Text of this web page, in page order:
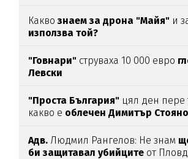
Каквознаем за дрона "Майя" и
използва той?
"Говнари" струваха 10 000 евро
Левски
"Проста България" цял ден пере
какво е облечен Димитър
Адв. Людмил Рангелов: Не знам
би защитавал убийците от